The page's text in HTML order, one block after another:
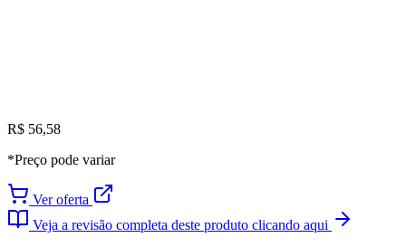
R$ 56,58
*Preço pode variar
Ver oferta
Veja a revisão completa deste produto clicando aqui